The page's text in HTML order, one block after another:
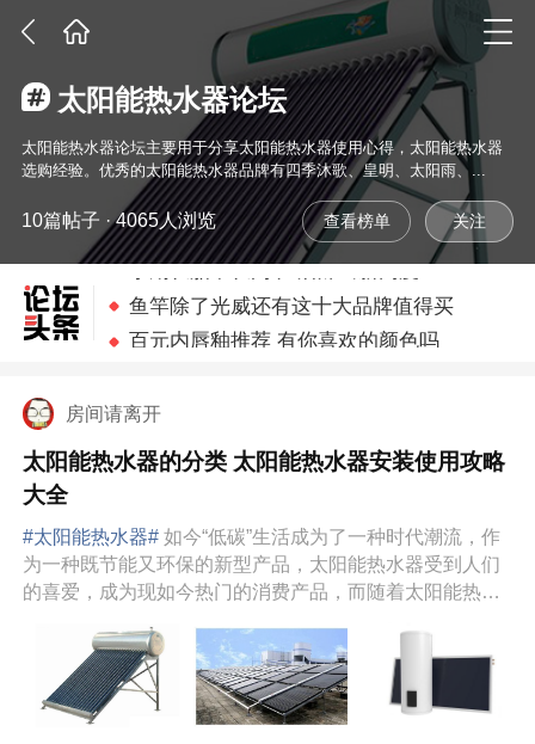
太阳能热水器论坛
太阳能热水器论坛主要用于分享太阳能热水器使用心得，太阳能热水器
选购经验。优秀的太阳能热水器品牌有四季沐歌、皇明、太阳雨、...
10篇帖子 · 4065人浏览 查看榜单
孕期长胎不长肉 产后辣出新高度
鱼竿除了光威还有这十大品牌值得买
百元内唇釉推荐 有你喜欢的颜色吗
宝宝不好好吃饭 学几招搞定他/她
孕期长胎不长肉 产后辣出新高度
房间请离开
太阳能热水器的分类 太阳能热水器安装使用攻略
大全
#太阳能热水器# 如今“低碳”生活成为了一种时代潮流，作
为一种既节能又环保的新型产品，太阳能热水器受到人们
的喜爱，成为现如今热门的消费产品，而随着太阳能热水